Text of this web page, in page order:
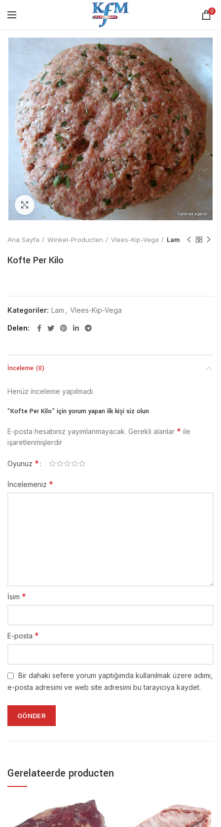
0
Click to enlarge
Ana Sayfa Winkel-Producten Vlees-Kip-Vega Lam
Kofte Per Kilo
Kategoriler: Lam Vlees-Kip-Vega
Delen
İnceleme (0)
Henüz inceleme yapılmadı.
“Kofte Per Kilo” için yorum yapan ilk kişi siz olun
E-posta hesabınız yayımlanmayacak. Gerekli alanlar * ile
işaretlenmişlerdir
Oyunuz *
İncelemeniz *
İsim *
E-posta *
Bir dahaki sefere yorum yaptığımda kullanılmak üzere adımı,
e-posta adresimi ve web site adresimi bu tarayıcıya kaydet.
Gerelateerde producten